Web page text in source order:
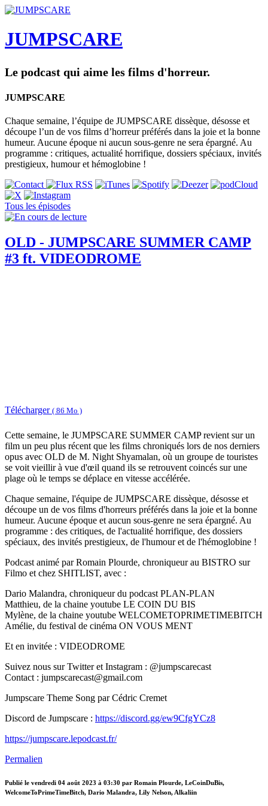
JUMPSCARE
Le podcast qui aime les films d'horreur.
JUMPSCARE
Chaque semaine, l’équipe de JUMPSCARE dissèque, désosse et
découpe l’un de vos films d’horreur préférés dans la joie et la bonne
humeur. Aucune époque ni aucun sous-genre ne sera épargné. Au
programme : critiques, actualité horrifique, dossiers spéciaux, invités
prestigieux, humour et hémoglobine !
Tous les épisodes
OLD - JUMPSCARE SUMMER CAMP
#3 ft. VIDEODROME
Télécharger ( 86 Mo )
Cette semaine, le JUMPSCARE SUMMER CAMP revient sur un
film un peu plus récent que les films chroniqués lors de nos derniers
opus avec OLD de M. Night Shyamalan, où un groupe de touristes
se voit vieillir à vue d'œil quand ils se retrouvent coincés sur une
plage où le temps se déplace en vitesse accélérée.
Chaque semaine, l'équipe de JUMPSCARE dissèque, désosse et
découpe un de vos films d'horreurs préférés dans la joie et la bonne
humeur. Aucune époque et aucun sous-genre ne sera épargné. Au
programme : des critiques, de l'actualité horrifique, des dossiers
spéciaux, des invités prestigieux, de l'humour et de l'hémoglobine !
Podcast animé par Romain Plourde, chroniqueur au BISTRO sur
Filmo et chez SHITLIST, avec :
Dario Malandra, chroniqueur du podcast PLAN-PLAN
Matthieu, de la chaine youtube LE COIN DU BIS
Mylène, de la chaine youtube WELCOMETOPRIMETIMEBITCH
Amélie, du festival de cinéma ON VOUS MENT
Et en invitée : VIDEODROME
Suivez nous sur Twitter et Instagram : @jumpscarecast
Contact : jumpscarecast@gmail.com
Jumpscare Theme Song par Cédric Cremet
Discord de Jumpscare : https://discord.gg/ew9CfgYCz8
https://jumpscare.lepodcast.fr/
Permalien
Publié le vendredi 04 août 2023 à 03:30 par Romain Plourde, LeCoinDuBis,
WelcomeToPrimeTimeBitch, Dario Malandra, Lily Nelson, Alkaliin